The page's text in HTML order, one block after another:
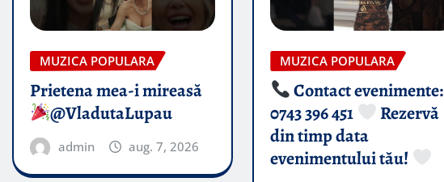
MUZICA POPULARA
Prietena mea-i mireasă​
@VladutaLupau
admin aug. 7, 2026
MUZICA POPULARA
Contact evenimente:
0743 396 451
Rezervă
din timp data
evenimentului tău!